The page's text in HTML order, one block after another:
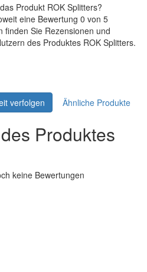
Produkt ROK Splitters?
eine Bewertung 0 von 5
finden Sie Rezensionen und
des Produktes ROK Splitters.
verfolgen Ähnliche Produkte
Produktes
keine Bewertungen